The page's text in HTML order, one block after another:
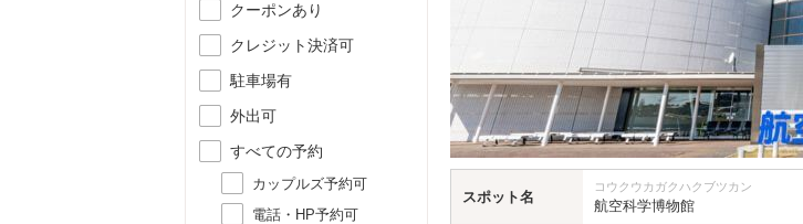
スポット名
コウクウカガクハクブツカン
航空科学博物館
クーポンあり
クレジット決済可
駐車場有
外出可
すべての予約
カップルズ予約可
電話・HP予約可